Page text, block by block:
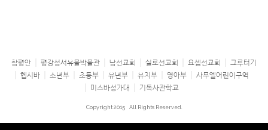
참평안 평강성서유물박물관 남선교회 실로선교회 요셉선교회
그루터기
헵시바
소년부 초등부 유년부 유치부 영아부
사무엘어린이구역
미스바성가대
기독사관학교
Copyright 2015 All Rights Reserved.